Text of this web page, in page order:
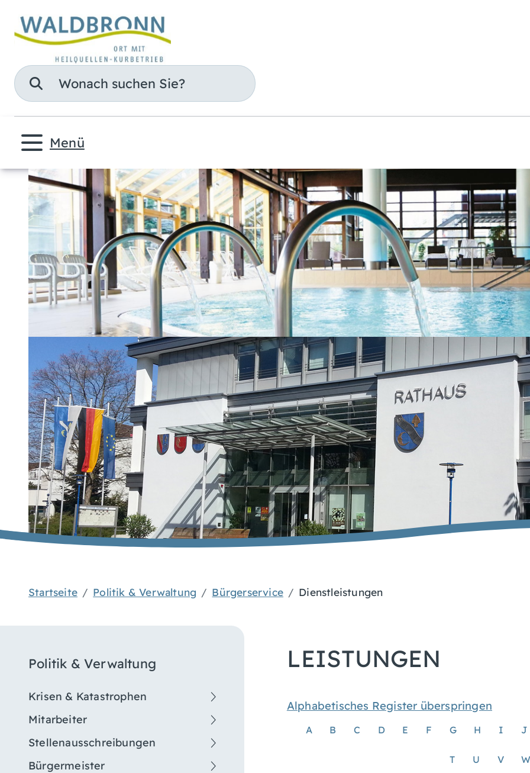
Suche
Menü
Startseite Politik & Verwaltung Bürgerservice Dienstleistungen
Politik & Verwaltung
Krisen & Katastrophen
Mitarbeiter
Stellenausschreibungen
Bürgermeister
LEISTUNGEN
Alphabetisches Register überspringen
A B C D E F G H I J
T U V W